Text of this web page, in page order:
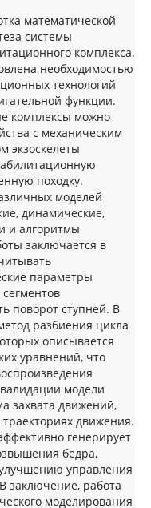
математической
системы
комплекса.
необходимостью
технологий
функции.
комплексы можно
с механическим
экзоскелеты
походку.
моделей
динамические,
и алгоритмы
заключается в
параметры
поворот ступней. В
разбиения цикла
описывается
уравнений, что
модели
захвата движений,
движения.
генерирует
бедра,
управления
заключение, работа
моделирования